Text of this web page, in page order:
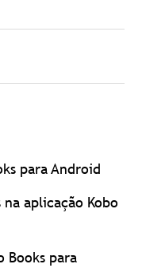
para Android
aplicação Kobo
Books para